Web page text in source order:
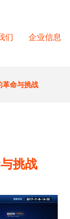
们 企业信息
革命与挑战
挑战